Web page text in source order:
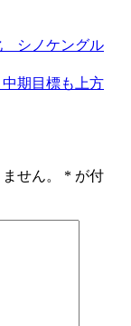
シノケングル
期目標も上方
せん。 * が付